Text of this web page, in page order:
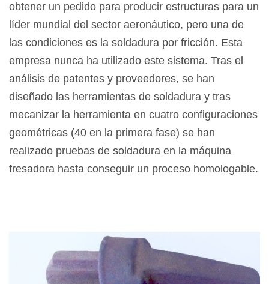
obtener un pedido para producir estructuras para un
líder mundial del sector aeronáutico, pero una de
las condiciones es la soldadura por fricción. Esta
empresa nunca ha utilizado este sistema. Tras el
análisis de patentes y proveedores, se han
diseñado las herramientas de soldadura y tras
mecanizar la herramienta en cuatro configuraciones
geométricas (40 en la primera fase) se han
realizado pruebas de soldadura en la máquina
fresadora hasta conseguir un proceso homologable.